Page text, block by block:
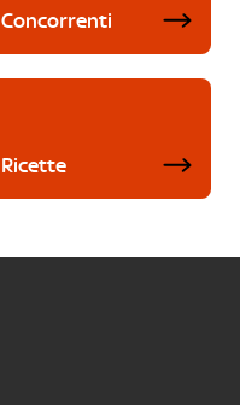
Concorrenti
Ricette